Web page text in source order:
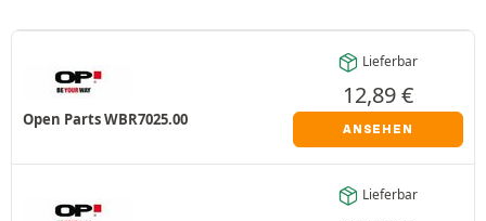
Open Parts WBR7025.00
Lieferbar
12,89€
ANSEHEN
Lieferbar